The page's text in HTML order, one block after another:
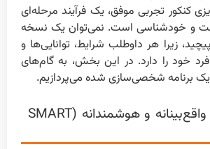
کنکور تجربی موفق، یک فرآیند مرحله‌ای
و خودشناسی است. نمی‌توان یک نسخه
زیرا هر داوطلب شرایط، توانایی‌ها و
خود را دارد. در این بخش، به گام‌های
برنامه شخصی‌سازی شده می‌پردازیم.
۱. هدف‌گذاری واقع‌بینانه و هوشمندانه (SMART